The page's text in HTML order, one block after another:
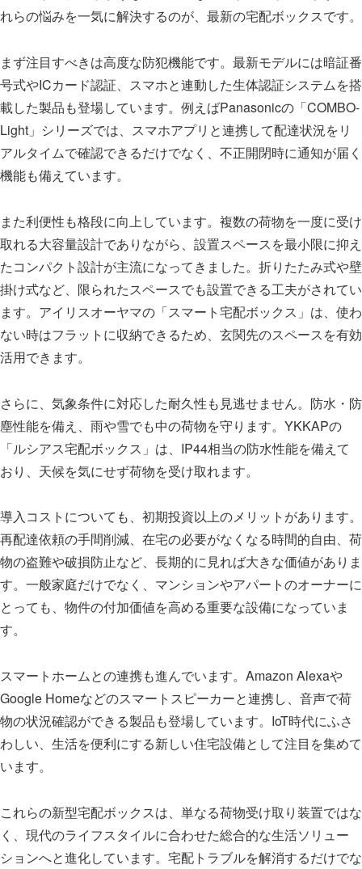
れらの悩みを一気に解決するのが、最新の宅配ボックスです。
まず注目すべきは高度な防犯機能です。最新モデルには暗証番
号式やICカード認証、スマホと連動した生体認証システムを搭
載した製品も登場しています。例えばPanasonicの「COMBO-
Light」シリーズでは、スマホアプリと連携して配達状況をリ
アルタイムで確認できるだけでなく、不正開閉時に通知が届く
機能も備えています。
また利便性も格段に向上しています。複数の荷物を一度に受け
取れる大容量設計でありながら、設置スペースを最小限に抑え
たコンパクト設計が主流になってきました。折りたたみ式や壁
掛け式など、限られたスペースでも設置できる工夫がされてい
ます。アイリスオーヤマの「スマート宅配ボックス」は、使わ
ない時はフラットに収納できるため、玄関先のスペースを有効
活用できます。
さらに、気象条件に対応した耐久性も見逃せません。防水・防
塵性能を備え、雨や雪でも中の荷物を守ります。YKKAPの
「ルシアス宅配ボックス」は、IP44相当の防水性能を備えて
おり、天候を気にせず荷物を受け取れます。
導入コストについても、初期投資以上のメリットがあります。
再配達依頼の手間削減、在宅の必要がなくなる時間的自由、荷
物の盗難や破損防止など、長期的に見れば大きな価値がありま
す。一般家庭だけでなく、マンションやアパートのオーナーに
とっても、物件の付加価値を高める重要な設備になっていま
す。
スマートホームとの連携も進んでいます。Amazon Alexaや
Google Homeなどのスマートスピーカーと連携し、音声で荷
物の状況確認ができる製品も登場しています。IoT時代にふさ
わしい、生活を便利にする新しい住宅設備として注目を集めて
います。
これらの新型宅配ボックスは、単なる荷物受け取り装置ではな
く、現代のライフスタイルに合わせた総合的な生活ソリュー
ションへと進化しています。宅配トラブルを解消するだけでな